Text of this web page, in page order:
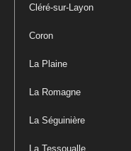
Cléré-sur-Layon
Coron
La Plaine
La Romagne
La Séguinière
La Tessoualle